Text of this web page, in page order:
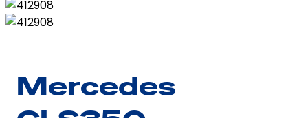
Mercedes